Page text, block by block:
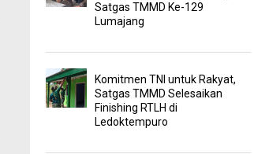
Satgas TMMD Ke-129
Lumajang
Komitmen TNI untuk Rakyat,
Satgas TMMD Selesaikan
Finishing RTLH di
Ledoktempuro